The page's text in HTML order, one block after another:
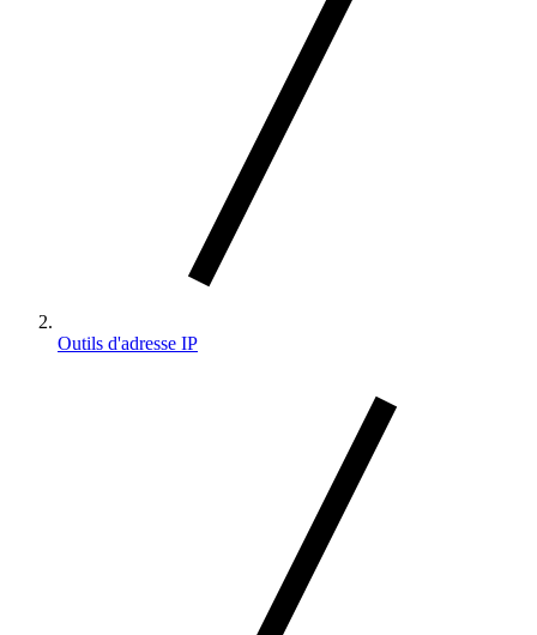
Outils d'adresse IP